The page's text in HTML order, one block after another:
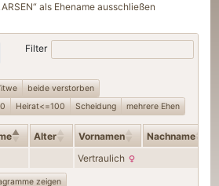
“ als Ehename ausschließen
Filter
beide verstorben
Heirat<=100 Scheidung mehrere Ehen
Alter Vornamen Nachname
Vertraulich
zeigen